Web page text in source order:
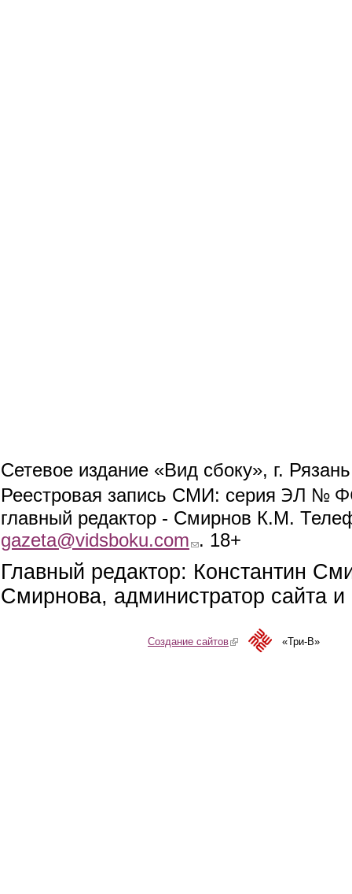
Сетевое издание «Вид сбоку», г.
Реестровая запись СМИ: серия ЭЛ №
главный редактор - Смирнов К.М.
gazeta@vidsboku.com (link sends e-mail)
. 18+
Главный редактор: Константин
Смирнова, администратор сайта
Создание сайтов(link is external)«Три-В»